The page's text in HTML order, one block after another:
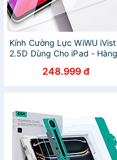
Kính Cường Lực WiWU
2.5D Dùng Cho iPad - Hàng
248.999 đ